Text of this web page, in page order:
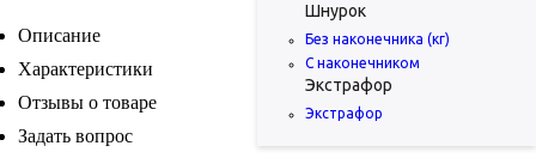
Шнурок
Без наконечника (кг)
С наконечником
Экстрафор
Экстрафор
Описание
Характеристики
Отзывы о товаре
Задать вопрос